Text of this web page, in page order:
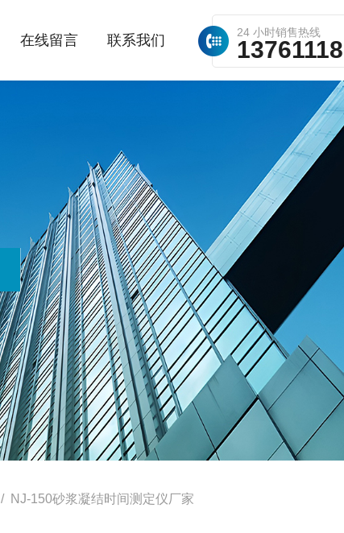
24 小时销售热线
在线留言 联系我们
/ NJ-150砂浆凝结时间测定仪厂家